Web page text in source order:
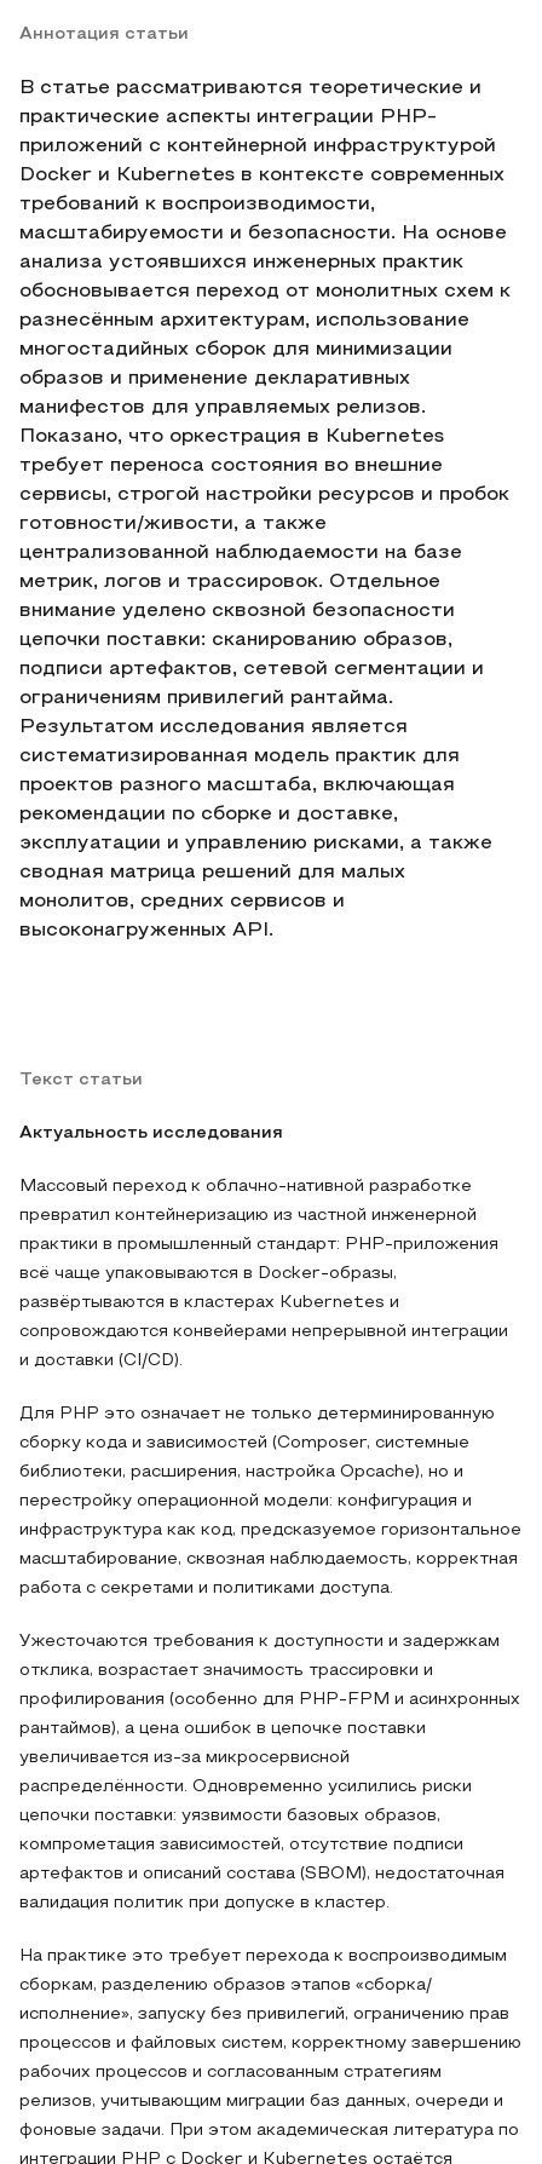
Аннотация статьи
В статье рассматриваются теоретические и
практические аспекты интеграции PHP-
приложений с контейнерной инфраструктурой
Docker и Kubernetes в контексте современных
требований к воспроизводимости,
масштабируемости и безопасности. На основе
анализа устоявшихся инженерных практик
обосновывается переход от монолитных схем к
разнесённым архитектурам, использование
многостадийных сборок для минимизации
образов и применение декларативных
манифестов для управляемых релизов.
Показано, что оркестрация в Kubernetes
требует переноса состояния во внешние
сервисы, строгой настройки ресурсов и пробок
готовности/живости, а также
централизованной наблюдаемости на базе
метрик, логов и трассировок. Отдельное
внимание уделено сквозной безопасности
цепочки поставки: сканированию образов,
подписи артефактов, сетевой сегментации и
ограничениям привилегий рантайма.
Результатом исследования является
систематизированная модель практик для
проектов разного масштаба, включающая
рекомендации по сборке и доставке,
эксплуатации и управлению рисками, а также
сводная матрица решений для малых
монолитов, средних сервисов и
высоконагруженных API.
Текст статьи
Актуальность исследования
Массовый переход к облачно-нативной разработке
превратил контейнеризацию из частной инженерной
практики в промышленный стандарт: PHP-приложения
всё чаще упаковываются в Docker-образы,
развёртываются в кластерах Kubernetes и
сопровождаются конвейерами непрерывной интеграции
и доставки (CI/CD).
Для PHP это означает не только детерминированную
сборку кода и зависимостей (Composer, системные
библиотеки, расширения, настройка Opcache), но и
перестройку операционной модели: конфигурация и
инфраструктура как код, предсказуемое горизонтальное
масштабирование, сквозная наблюдаемость, корректная
работа с секретами и политиками доступа.
Ужесточаются требования к доступности и задержкам
отклика, возрастает значимость трассировки и
профилирования (особенно для PHP-FPM и асинхронных
рантаймов), а цена ошибок в цепочке поставки
увеличивается из-за микросервисной
распределённости. Одновременно усилились риски
цепочки поставки: уязвимости базовых образов,
компрометация зависимостей, отсутствие подписи
артефактов и описаний состава (SBOM), недостаточная
валидация политик при допуске в кластер.
На практике это требует перехода к воспроизводимым
сборкам, разделению образов этапов «сборка/
исполнение», запуску без привилегий, ограничению прав
процессов и файловых систем, корректному завершению
рабочих процессов и согласованным стратегиям
релизов, учитывающим миграции баз данных, очереди и
фоновые задачи. При этом академическая литература по
интеграции PHP с Docker и Kubernetes остаётся